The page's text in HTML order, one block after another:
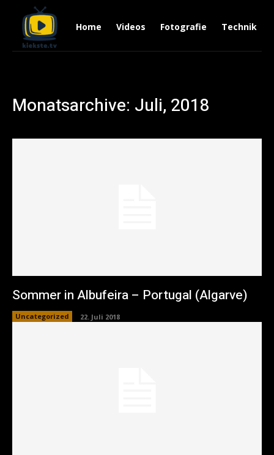
Home Videos Fotografie Technik
Monatsarchive: Juli, 2018
Sommer in Albufeira – Portugal (Algarve)
Uncategorized 22. Juli 2018